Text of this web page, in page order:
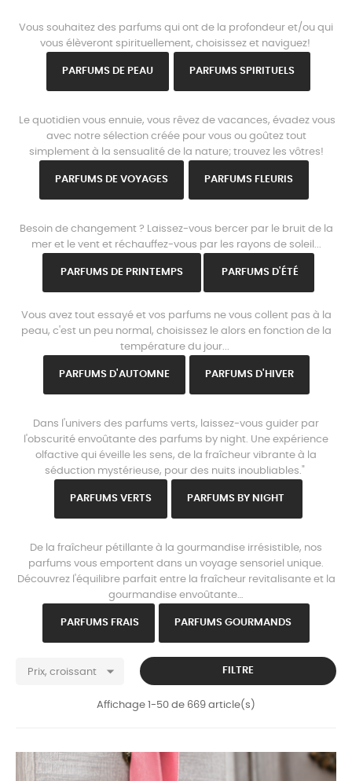
Vous souhaitez des parfums qui ont de la profondeur et/ou qui
vous élèveront spirituellement, choisissez et naviguez!
PARFUMS DE PEAU PARFUMS SPIRITUELS
Le quotidien vous ennuie, vous rêvez de vacances, évadez vous
avec notre sélection créée pour vous ou goûtez tout
simplement à la sensualité de la nature; trouvez les vôtres!
PARFUMS DE VOYAGES PARFUMS FLEURIS
Besoin de changement ? Laissez-vous bercer par le bruit de la
mer et le vent et réchauffez-vous par les rayons de soleil...
PARFUMS DE PRINTEMPS PARFUMS D'ÉTÉ
Vous avez tout essayé et vos parfums ne vous collent pas à la
peau, c'est un peu normal, choisissez le alors en fonction de la
température du jour...
PARFUMS D'AUTOMNE PARFUMS D'HIVER
Dans l'univers des parfums verts, laissez-vous guider par
l'obscurité envoûtante des parfums by night. Une expérience
olfactive qui éveille les sens, de la fraîcheur vibrante à la
séduction mystérieuse, pour des nuits inoubliables."
PARFUMS VERTS PARFUMS BY NIGHT
De la fraîcheur pétillante à la gourmandise irrésistible, nos
parfums vous emportent dans un voyage sensoriel unique.
Découvrez l'équilibre parfait entre la fraîcheur revitalisante et la
gourmandise envoûtante…
PARFUMS FRAIS PARFUMS GOURMANDS
Prix, croissant  FILTRE
Affichage 1-50 de 669 article(s)